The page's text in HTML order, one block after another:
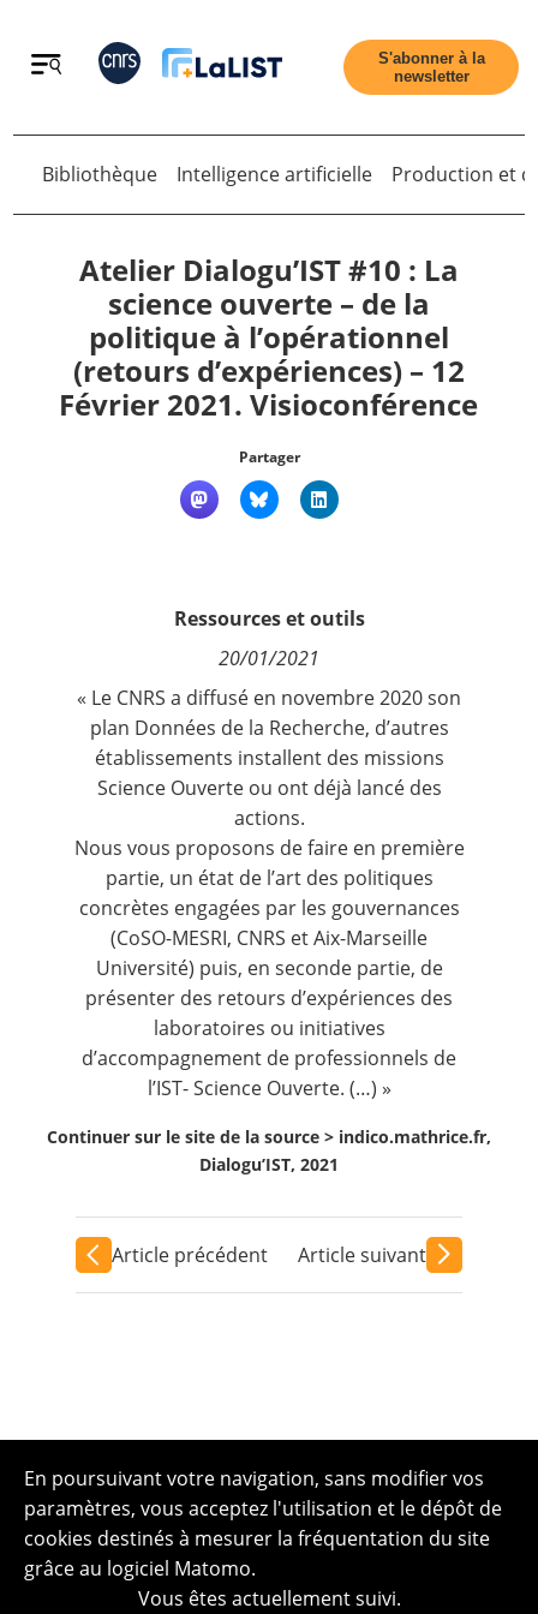
Retour
Tous les articles
Qui sommes nous ?
S'abonner à la
newsletter
Retour
Bibliothèque Intelligence artificielle Production et
Atelier Dialogu’IST #10 : La
science ouverte – de la
politique à l’opérationnel
(retours d’expériences) – 12
Février 2021. Visioconférence
Partager
Ressources et outils
20/01/2021
« Le CNRS a diffusé en novembre 2020 son
plan Données de la Recherche, d’autres
établissements installent des missions
Science Ouverte ou ont déjà lancé des
actions.
Nous vous proposons de faire en première
partie, un état de l’art des politiques
concrètes engagées par les gouvernances
(CoSO-MESRI, CNRS et Aix-Marseille
Université) puis, en seconde partie, de
présenter des retours d’expériences des
laboratoires ou initiatives
d’accompagnement de professionnels de
l’IST- Science Ouverte. (…) »
Continuer sur le site de la source > indico.mathrice.fr,
Dialogu’IST, 2021
Article précédent Article suivant
En poursuivant votre navigation, sans modifier vos
paramètres, vous acceptez l'utilisation et le dépôt de
cookies destinés à mesurer la fréquentation du site
grâce au logiciel Matomo.
Vous êtes actuellement suivi.